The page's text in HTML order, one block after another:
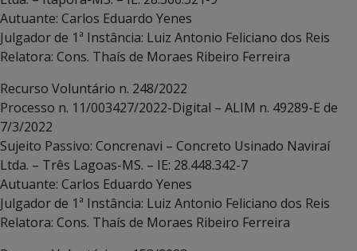
Autuante: Carlos Eduardo Yenes
Julgador de 1ª Instância: Luiz Antonio Feliciano dos Reis
Relatora: Cons. Thaís de Moraes Ribeiro Ferreira
Recurso Voluntário n. 248/2022
Processo n. 11/003427/2022-Digital – ALIM n. 49289-E de
7/3/2022
Sujeito Passivo: Concrenavi – Concreto Usinado Naviraí
Ltda. – Três Lagoas-MS. – IE: 28.448.342-7
Autuante: Carlos Eduardo Yenes
Julgador de 1ª Instância: Luiz Antonio Feliciano dos Reis
Relatora: Cons. Thaís de Moraes Ribeiro Ferreira